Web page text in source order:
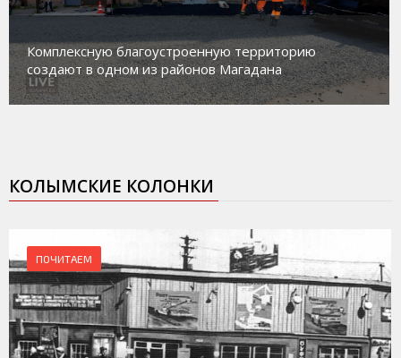
Комплексную благоустроенную территорию
создают в одном из районов Магадана
КОЛЫМСКИЕ КОЛОНКИ
ПОЧИТАЕМ